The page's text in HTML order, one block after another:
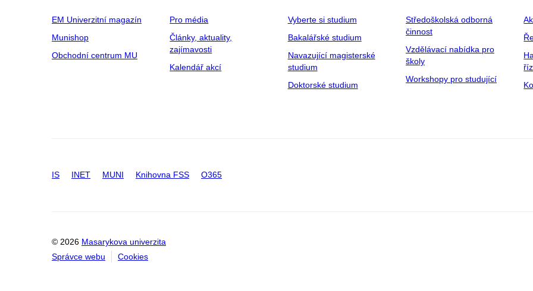
EM Univerzitní magazín
Munishop
Obchodní centrum MU
Pro média
Články, aktuality,
zajímavosti
Kalendář akcí
Vyberte si studium
Bakalářské studium
Navazující magisterské
studium
Doktorské studium
Středoškolská odborná
činnost
Vzdělávací nabídka pro
školy
Workshopy pro studující
IS INET MUNI Knihovna FSS O365
© 2026 Masarykova univerzita
Správce webu
Cookies